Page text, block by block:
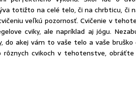
totižto na celé telo, či na chrbticu, či
veľkú pozornosť. Cvičenie v
cviky, ale napríklad aj jógu.
akej vám to vaše telo a vaše bruško
cvikoch v tehotenstve,